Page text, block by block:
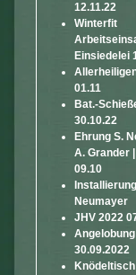
12.11.22
Winterfit
Einsiedelei
01.11
Bat.-
30.10.22
Ehrung S.
A. Grander
09.10
Neumayer
JHV 2022
Angelobung
30.09.2022